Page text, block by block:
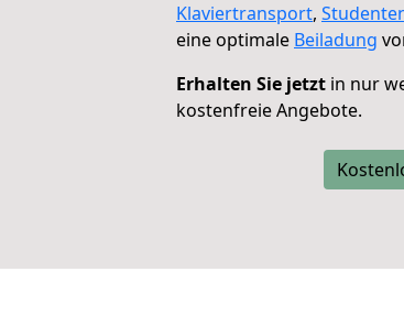
Klaviertransport,
eine optimale Beiladung
Erhalten Sie jetzt in nur
kostenfreie Angebote.